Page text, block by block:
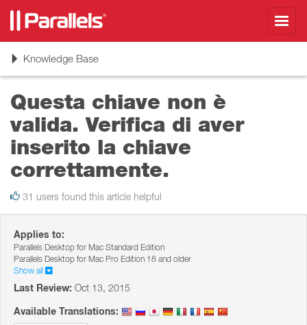
ToggleKnowledge Base
Questa chiave non è
valida. Verifica di aver
inserito la chiave
correttamente.
31 users found this article helpful
Applies to:
Parallels Desktop for Mac Standard Edition
Parallels Desktop for Mac Pro Edition 18 and older
Show all
Last Review: Oct 13, 2015
Available Translations: